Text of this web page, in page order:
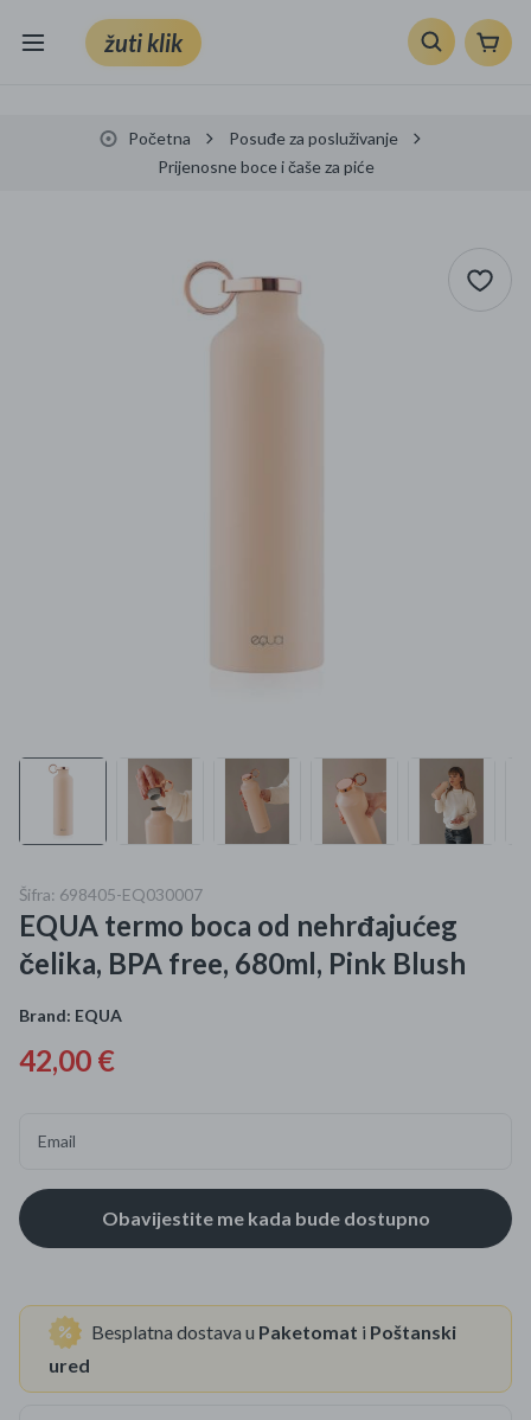
žuti klik
Knjige, škola i ured
Specijalne kategorije
Čišćenje zaliha
Kišobrani akcija
Ograničena cijena
Roba s greškom
Početna
Posuđe za posluživanje
Prijenosne boce i čaše za piće
Šifra: 698405-EQ030007
EQUA termo boca od nehrđajućeg
čelika, BPA free, 680ml, Pink Blush
Brand: EQUA
42,00 €
Email
Besplatna dostava u Paketomat i Poštanski
ured